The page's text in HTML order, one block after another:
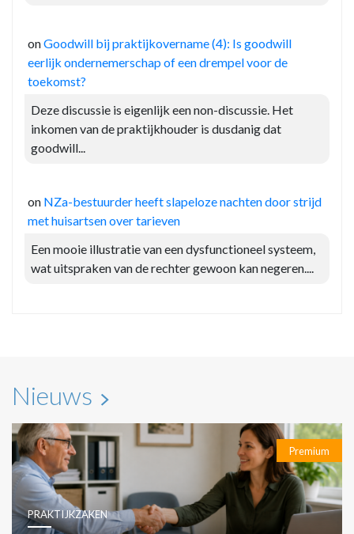
onGoodwill bij praktijkovername (4): Is goodwill
eerlijk ondernemerschap of een drempel voor de
toekomst?
Deze discussie is eigenlijk een non-discussie. Het
inkomen van de praktijkhouder is dusdanig dat
goodwill...
on NZa-bestuurder heeft slapeloze nachten door strijd
met huisartsen over tarieven
Een mooie illustratie van een dysfunctioneel systeem,
wat uitspraken van de rechter gewoon kan negeren....
Nieuws
Premium
PRAKTIJKZAKEN